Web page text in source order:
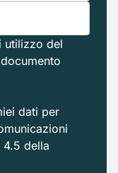
utilizzo del
dati per
della